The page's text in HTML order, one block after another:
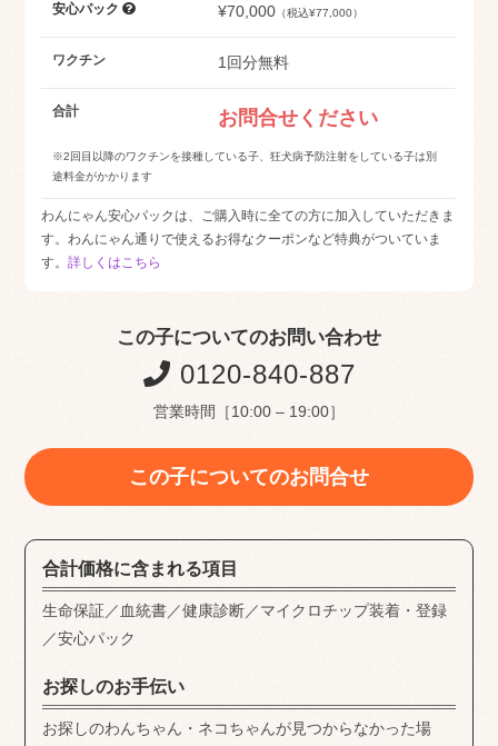
安心パック ¥70,000 （税込¥77,000）
ワクチン 1回分無料
合計 お問合せください
※2回目以降のワクチンを接種している子、狂犬病予防注射をしている子は別
途料金がかかります
わんにゃん安心パックは、ご購入時に全ての方に加入していただきま
す。わんにゃん通りで使えるお得なクーポンなど特典がついていま
す。詳しくはこちら
この子についてのお問い合わせ
0120-840-887
営業時間［10:00 – 19:00］
この子についてのお問合せ
合計価格に含まれる項目
生命保証／血統書／健康診断／マイクロチップ装着・登録
／安心パック
お探しのお手伝い
お探しのわんちゃん・ネコちゃんが見つからなかった場